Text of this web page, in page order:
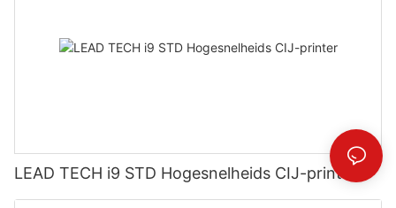
LEAD TECH i9 STD Hogesnelheids CIJ-printer